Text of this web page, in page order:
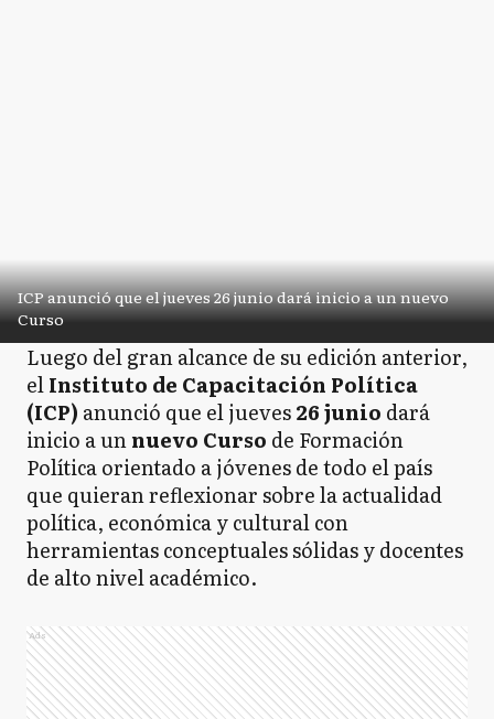
ICP anunció que el jueves 26 junio dará inicio a un nuevo
Curso
Luego del gran alcance de su edición anterior,
elInstituto de Capacitación Política
(ICP) anunció que el jueves26 junio dará
inicio a unnuevo Curso de Formación
Política orientado a jóvenes de todo el país
que quieran reflexionar sobre la actualidad
política, económica y cultural con
herramientas conceptuales sólidas y docentes
de alto nivel académico.
Ads